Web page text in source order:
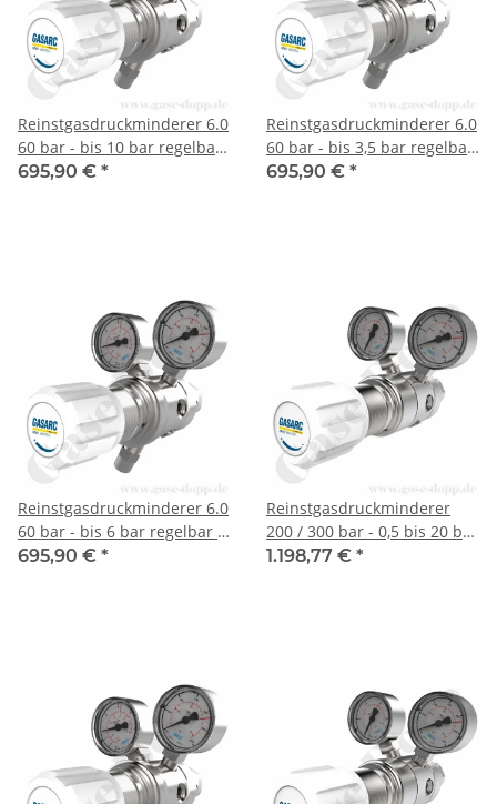
Reinstgasdruckminderer 6.0
60 bar - bis 10 bar regelbar
- 2-stufig - PTFE / FKM -
695,90 € *
Reinstgasdruckminderer 6.0
60 bar - bis 3,5 bar regelbar
- 2-stufig - PTFE / FKM -
695,90 € *
Reinstgasdruckminderer 6.0
60 bar - bis 6 bar regelbar -
2-stufig - PTFE / FKM -
695,90 € *
Reinstgasdruckminderer
200 / 300 bar - 0,5 bis 20 bar
regelbar - 2-stufig - IN / OUT
1.198,77 € *